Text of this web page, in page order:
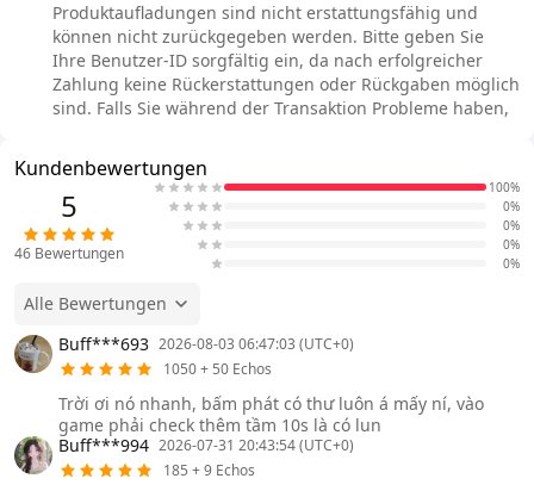
Produktaufladungen sind nicht erstattungsfähig und
können nicht zurückgegeben werden. Bitte geben Sie
Ihre Benutzer-ID sorgfältig ein, da nach erfolgreicher
Zahlung keine Rückerstattungen oder Rückgaben möglich
sind. Falls Sie während der Transaktion Probleme haben,
Kundenbewertungen
5
46 Bewertungen
100%
0%
0%
0%
0%
Alle Bewertungen
Buff***693 2026-08-03 06:47:03 (UTC+0)
1050 + 50 Echos
Trời ơi nó nhanh, bấm phát có thư luôn á mấy ní, vào
game phải check thêm tầm 10s là có lun
Buff***994 2026-07-31 20:43:54 (UTC+0)
185 + 9 Echos